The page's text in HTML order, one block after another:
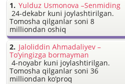
Yulduz Usmonova –Senmiding
24-dekabr kuni joylashtirilgan.
Tomosha qilganlar soni 8
milliondan oshiq
Jaloliddin Ahmadaliyev –
To’yingizga bormayman
4-noyabr kuni joylashtirilgan.
Tomosha qilganlar soni 36
milliondan ko’proq